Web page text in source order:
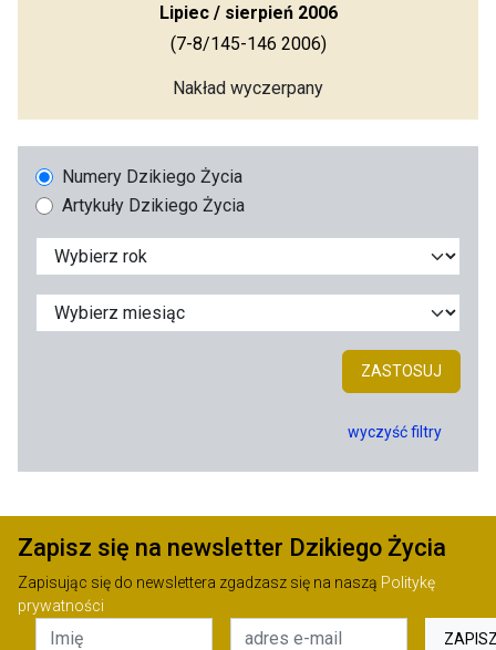
Lipiec / sierpień 2006
(7-8/145-146 2006)
Nakład wyczerpany
Numery Dzikiego Życia
Artykuły Dzikiego Życia
ZASTOSUJ
wyczyść filtry
Zapisz się na newsletter Dzikiego Życia
Zapisując się do newslettera zgadzasz się na naszą Politykę
prywatności